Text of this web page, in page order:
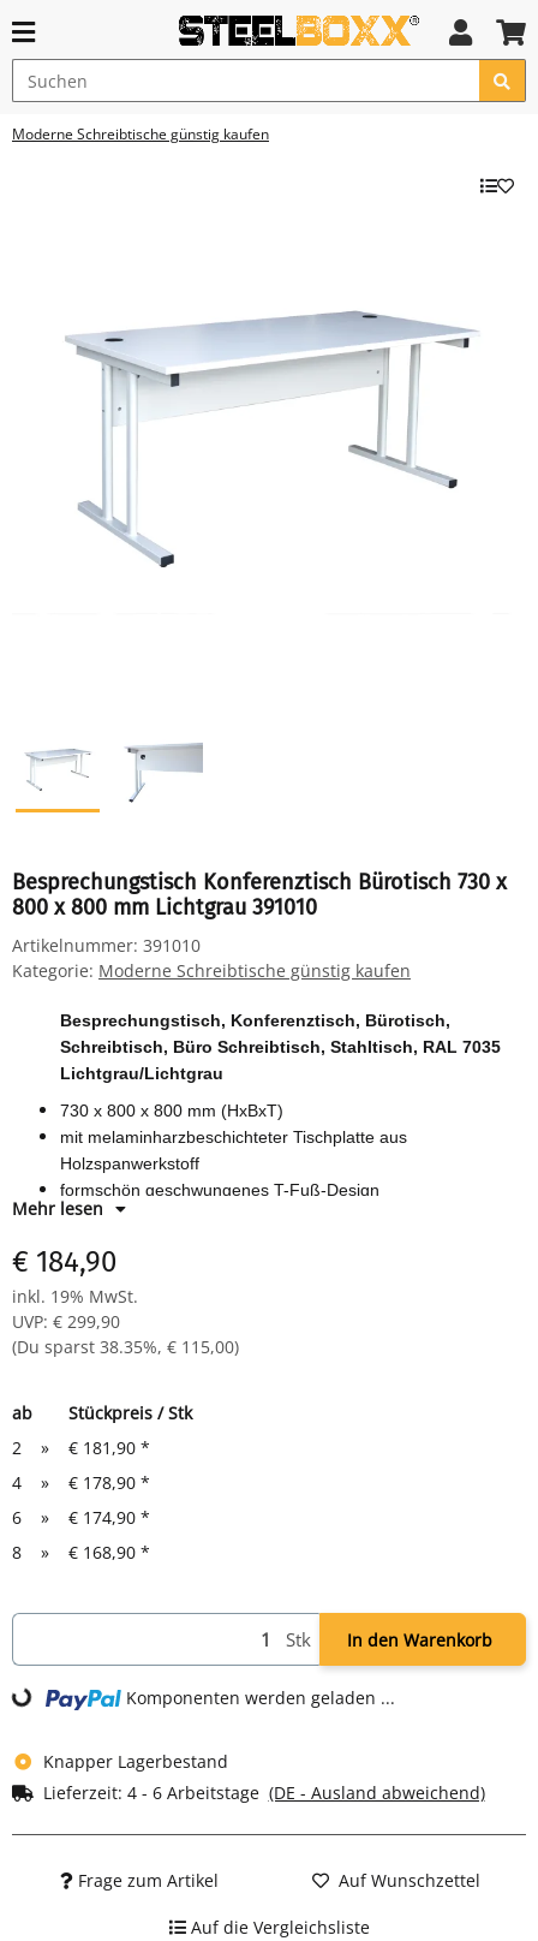
Moderne Schreibtische günstig kaufen
Besprechungstisch Konferenztisch Bürotisch 730 x
800 x 800 mm Lichtgrau 391010
Artikelnummer: 391010
Kategorie: Moderne Schreibtische günstig kaufen
Besprechungstisch, Konferenztisch, Bürotisch,
Schreibtisch, Büro Schreibtisch, Stahltisch, RAL 7035
Lichtgrau/Lichtgrau
730 x 800 x 800 mm (HxBxT)
mit melaminharzbeschichteter Tischplatte aus
Holzspanwerkstoff
formschön geschwungenes T-Fuß-Design
Mehr lesen
€ 184,90
inkl. 19% MwSt.
UVP: € 299,90
(Du sparst 38.35%, € 115,00)
ab
Stückpreis / Stk
2
» € 181,90 *
4
» € 178,90 *
6
» € 174,90 *
8
» € 168,90 *
Stk In den Warenkorb
Komponenten werden geladen ...
Knapper Lagerbestand
Lieferzeit: 4 - 6 Arbeitstage (DE - Ausland abweichend)
Frage zum Artikel Auf Wunschzettel
Auf die Vergleichsliste